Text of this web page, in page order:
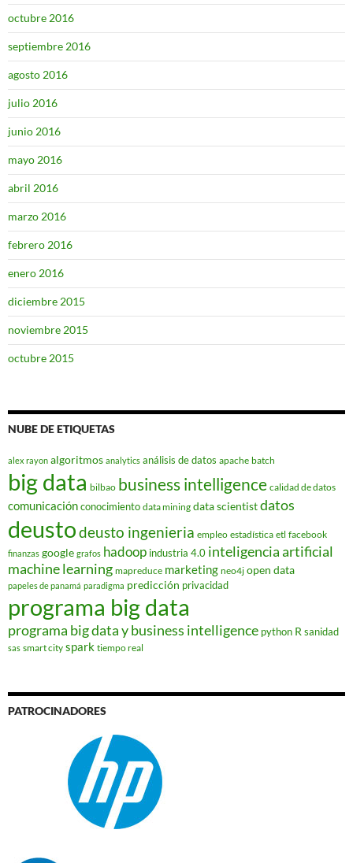
octubre 2016
septiembre 2016
agosto 2016
julio 2016
junio 2016
mayo 2016
abril 2016
marzo 2016
febrero 2016
enero 2016
diciembre 2015
noviembre 2015
octubre 2015
NUBE DE ETIQUETAS
alex rayon algoritmos analytics análisis de datos apache batch
big data bilbao business intelligence calidad de datos
comunicaciónconocimiento data mining data scientistdatos
deustodeusto ingenieria empleo estadística etl facebook
finanzas google grafos hadoop industria 4.0 inteligencia artificial
machine learning mapreduce marketing neo4j open data
papeles de panamá paradigma predicción privacidad
programa big data
programa big data y business intelligence python R sanidad
sas smart city spark tiempo real
PATROCINADORES